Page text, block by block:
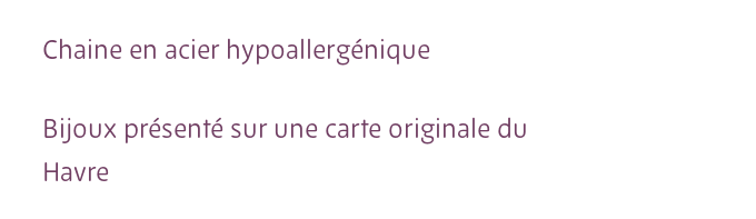
Chaine en acier hypoallergénique
Bijoux présenté sur une carte originale du
Havre